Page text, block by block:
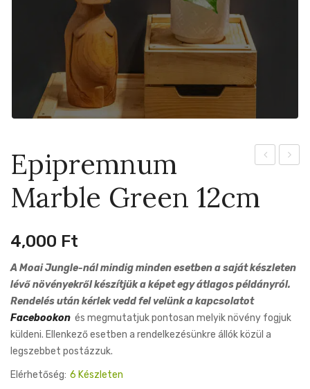
Flame
Epipremnum
Marble Green 12cm
4,000 Ft
A Moai Jungle-nál mindig minden esetben a saját készleten
lévő növényekről készítjük a képet egy átlagos példányról.
Rendelés után kérlek vedd fel velünk a kapcsolatot
Facebookon és megmutatjuk pontosan melyik növény fogjuk
küldeni. Ellenkező esetben a rendelkezésünkre állók közül a
legszebbet postázzuk.
Elérhetőség: 6 Készleten